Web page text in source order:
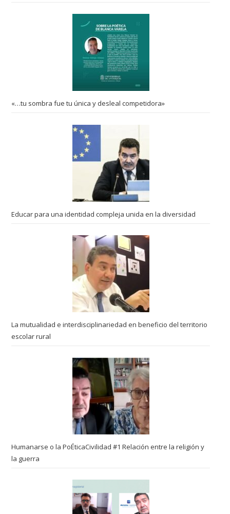
«…tu sombra fue tu única y desleal competidora»
Educar para una identidad compleja unida en la diversidad
La mutualidad e interdisciplinariedad en beneficio del territorio
escolar rural
Humanarse o la PoÉticaCivilidad #1 Relación entre la religión y
la guerra